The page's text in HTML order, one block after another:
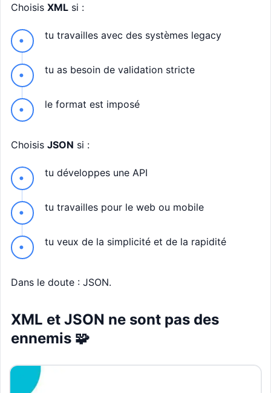
ChoisisXML si :
tu travailles avec des systèmes legacy
tu as besoin de validation stricte
le format est imposé
ChoisisJSON si :
tu développes une API
tu travailles pour le web ou mobile
tu veux de la simplicité et de la rapidité
Dans le doute : JSON.
XML et JSON ne sont pas des
ennemis 🧩